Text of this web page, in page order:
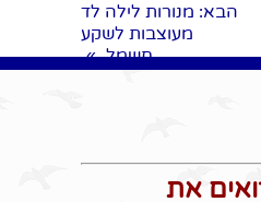
הבא: מנורות לילה לד
מעוצבות לשקע
חשמל »
את